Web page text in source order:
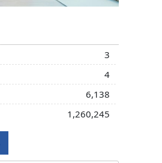
3
4
6,138
1,260,245